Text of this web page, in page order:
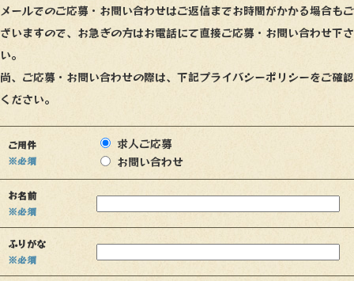
メールでのご応募・お問い合わせはご返信までお時間がかかる場合もご
ざいますので、お急ぎの方はお電話にて直接ご応募・お問い合わせ下さ
い。
尚、ご応募・お問い合わせの際は、下記プライバシーポリシーをご確認
ください。
ご用件
※必須
求人ご応募
お問い合わせ
お名前
※必須
ふりがな
※必須